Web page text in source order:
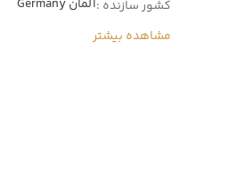
کشور سازنده :آلمان Germany
مشاهده بیشتر